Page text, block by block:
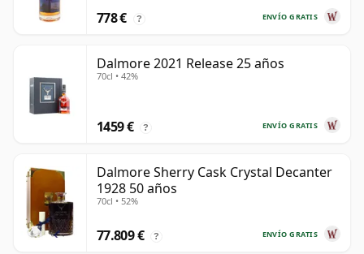
ENVÍO GRATIS
778 € ?
Dalmore 2021 Release 25 años
70cl • 42%
ENVÍO GRATIS
1459 € ?
Dalmore Sherry Cask Crystal Decanter
1928 50 años
70cl • 52%
ENVÍO GRATIS
77.809 € ?